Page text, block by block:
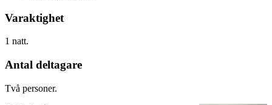
Varaktighet
1 natt.
Antal deltagare
Två personer.